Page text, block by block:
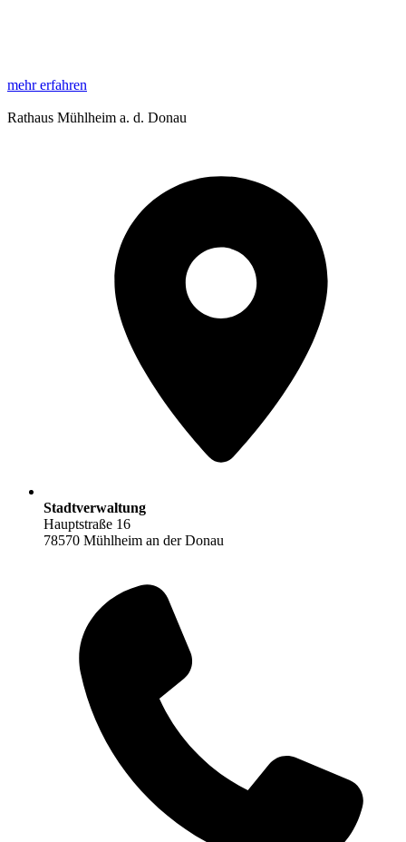
mehr erfahren
Rathaus Mühlheim a. d. Donau
Stadtverwaltung
Hauptstraße 16
78570 Mühlheim an der Donau